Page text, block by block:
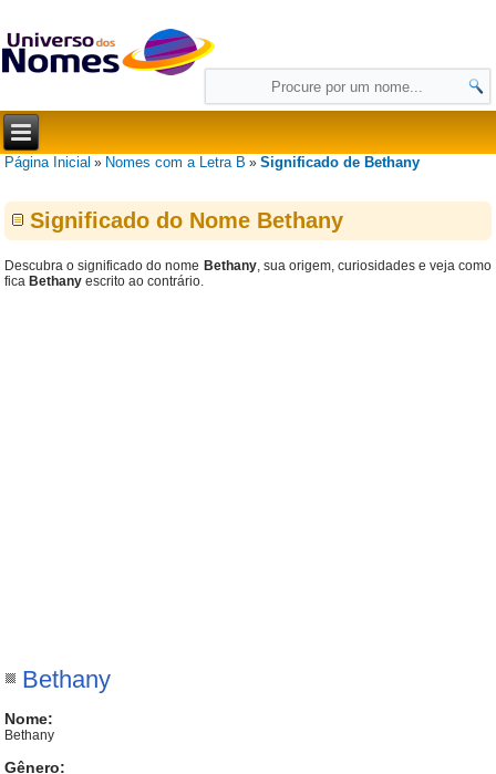
Página Inicial » Nomes com a Letra B »Significado de Bethany
Significado do Nome Bethany
Descubra o significado do nome Bethany, sua origem, curiosidades e veja como
fica Bethany escrito ao contrário.
Bethany
Nome:
Bethany
Gênero: